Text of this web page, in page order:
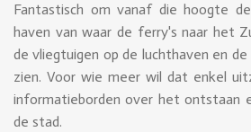
Fantastisch om vanaf die hoogte
haven van waar de ferry's naar het
de vliegtuigen op de luchthaven en
zien. Voor wie meer wil dat enkel
informatieborden over het ontstaan
de stad.